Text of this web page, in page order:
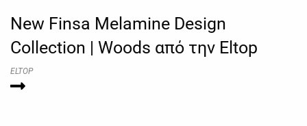
New Finsa Melamine Design
Collection | Woods από την Eltop
ELTOP